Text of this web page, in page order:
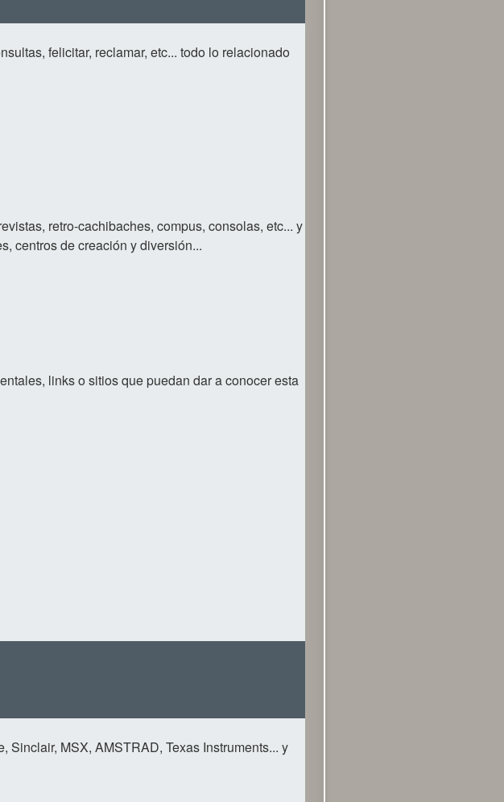
felicitar, reclamar, etc... todo lo relacionado
retro-cachibaches, compus, consolas, etc... y
centros de creación y diversión...
links o sitios que puedan dar a conocer esta
Sinclair, MSX, AMSTRAD, Texas Instruments... y